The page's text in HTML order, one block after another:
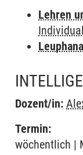
Lehren
Dozent/in:
Termin:
wöchentlich |